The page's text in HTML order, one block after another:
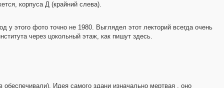
корпуса Д (крайний слева).
у этого фото точно не 1980. Выглядел этот лекторий всегда очень
через цокольный этаж, как пишут здесь.
Идея самого здани изначально мертвая , оно